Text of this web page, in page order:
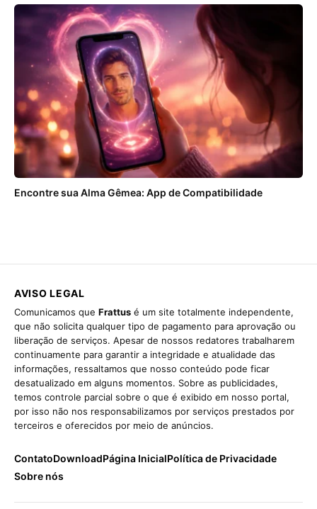
Encontre sua Alma Gêmea: App de Compatibilidade
AVISO LEGAL
Comunicamos que Frattus é um site totalmente independente,
que não solicita qualquer tipo de pagamento para aprovação ou
liberação de serviços. Apesar de nossos redatores trabalharem
continuamente para garantir a integridade e atualidade das
informações, ressaltamos que nosso conteúdo pode ficar
desatualizado em alguns momentos. Sobre as publicidades,
temos controle parcial sobre o que é exibido em nosso portal,
por isso não nos responsabilizamos por serviços prestados por
terceiros e oferecidos por meio de anúncios.
ContatoDownloadPágina InicialPolítica de Privacidade
Sobre nós